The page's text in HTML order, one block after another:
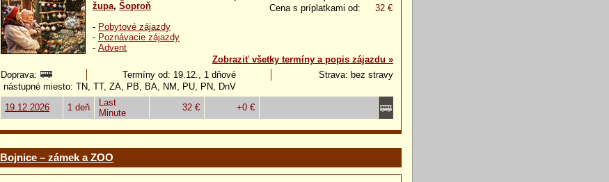
Cena s príplatkami od:
32 €
župa, Šoproň
- Pobytové zájazdy
- Poznávacie zájazdy
- Advent
Zobraziť všetky termíny a popis zájazdu »
Doprava:
Termíny od: 19.12., 1 dňové
Strava: bez stravy
nástupné miesto: TN, TT, ZA, PB, BA, NM, PU, PN, DnV
19.12.2026
1 deň
Last
Minute
32 € +0 €
Bojnice – zámek a ZOO